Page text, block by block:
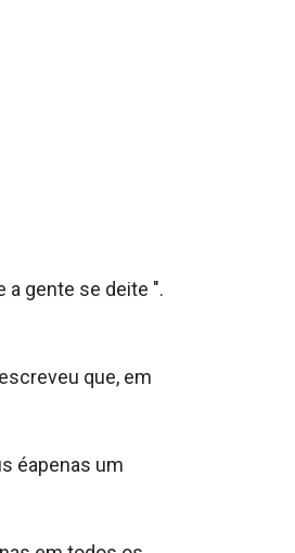
a gente se deite ".
que, em
éapenas um